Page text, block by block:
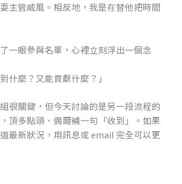
主管威風。相反地，我是在替他把時間
一眼參與名單，心裡立刻浮出一個念
什麼？又能貢獻什麼？」
很關鍵，但今天討論的是另一段流程的
頂多點頭、偶爾補一句「收到」。如果
最新狀況，用訊息或 email 完全可以更